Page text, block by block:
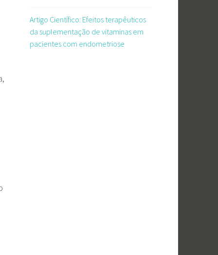
Artigo Científico: Efeitos terapêuticos
da suplementação de vitaminas em
pacientes com endometriose